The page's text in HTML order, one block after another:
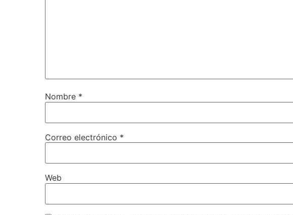
Nombre *
Correo electrónico *
Web